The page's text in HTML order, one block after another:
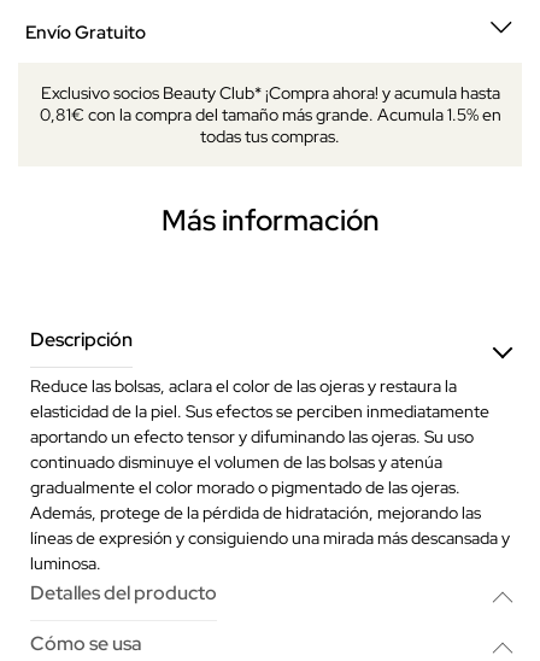
Envío Gratuito
Exclusivo socios Beauty Club* ¡Compra ahora! y acumula hasta
0,81€ con la compra del tamaño más grande. Acumula 1.5% en
todas tus compras.
Más información
Descripción
Reduce las bolsas, aclara el color de las ojeras y restaura la
elasticidad de la piel. Sus efectos se perciben inmediatamente
aportando un efecto tensor y difuminando las ojeras. Su uso
continuado disminuye el volumen de las bolsas y atenúa
gradualmente el color morado o pigmentado de las ojeras.
Además, protege de la pérdida de hidratación, mejorando las
líneas de expresión y consiguiendo una mirada más descansada y
luminosa.
Detalles del producto
Cómo se usa